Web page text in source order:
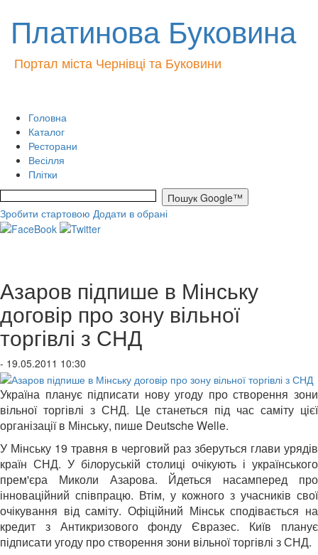
Платинова Буковина
Портал міста Чернівці та Буковини
Головна
Каталог
Ресторани
Весілля
Плітки
Зробити стартовою Додати в обрані
Азаров підпише в Мінську
договір про зону вільної
торгівлі з СНД
- 19.05.2011 10:30
Україна планує підписати нову угоду про створення зони
вільної торгівлі з СНД. Це станеться під час саміту цієї
організації в Мінську, пише Deutsche Welle.
У Мінську 19 травня в черговий раз зберуться глави урядів
країн СНД. У білоруській столиці очікують і українського
прем'єра Миколи Азарова. Йдеться насамперед про
інноваційний співпрацю. Втім, у кожного з учасників свої
очікування від саміту. Офіційний Мінськ сподівається на
кредит з Антикризового фонду Євразес. Київ планує
підписати угоду про створення зони вільної торгівлі з СНД.